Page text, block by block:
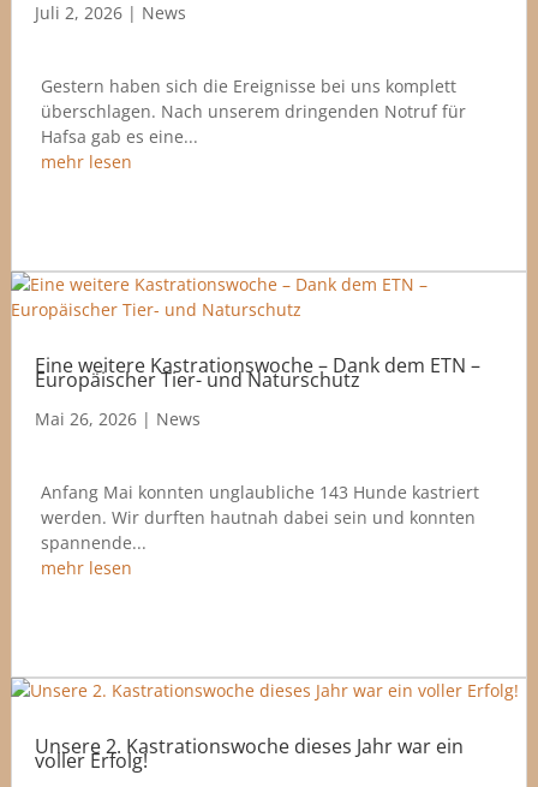
Juli 2, 2026| News
Gestern haben sich die Ereignisse bei uns komplett
überschlagen. Nach unserem dringenden Notruf für
Hafsa gab es eine...
mehr lesen
Eine weitere Kastrationswoche – Dank dem ETN –
Europäischer Tier- und Naturschutz
Mai 26, 2026| News
Anfang Mai konnten unglaubliche 143 Hunde kastriert
werden. Wir durften hautnah dabei sein und konnten
spannende...
mehr lesen
Unsere 2. Kastrationswoche dieses Jahr war ein
voller Erfolg!